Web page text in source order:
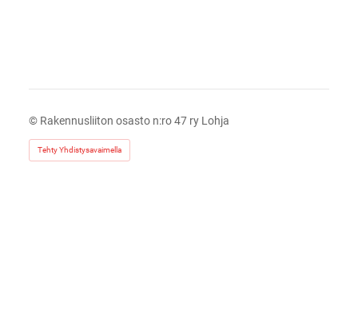
© Rakennusliiton osasto n:ro 47 ry Lohja
Tehty Yhdistysavaimella